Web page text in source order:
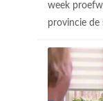
week
provincie de